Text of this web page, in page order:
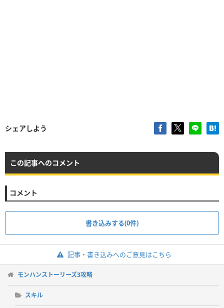
シェアしよう
この記事へのコメント
コメント
書き込みする(0件)
記事・書き込みへのご意見はこちら
モンハンストーリーズ3攻略
スキル